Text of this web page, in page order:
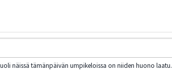
näissä tämänpäivän umpikeloissa on niiden huono laatu.